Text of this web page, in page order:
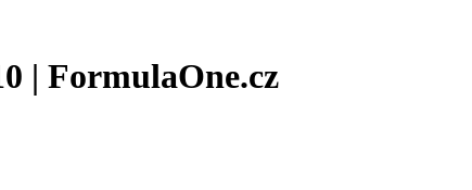
| FormulaOne.cz